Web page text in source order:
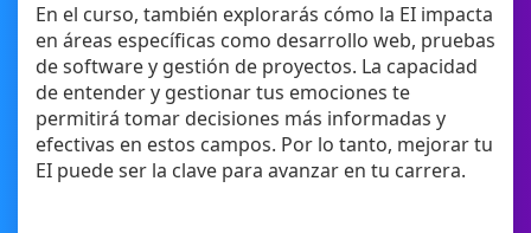
En el curso, también explorarás cómo la EI impacta
en áreas específicas como desarrollo web, pruebas
de software y gestión de proyectos. La capacidad
de entender y gestionar tus emociones te
permitirá tomar decisiones más informadas y
efectivas en estos campos. Por lo tanto, mejorar tu
EI puede ser la clave para avanzar en tu carrera.